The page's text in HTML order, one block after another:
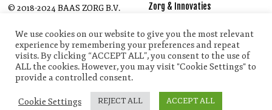
© 2018-2024 BAAS ZORG B.V.
Zorg & Innovaties
Vacactures
Stageplaatsen
We use cookies on our website to give you the most relevant
experience by remembering your preferences and repeat
visits. By clicking “ACCEPT ALL”, you consent to the use of
ALL the cookies. However, you may visit "Cookie Settings" to
provide a controlled consent.
Cookie Settings REJECT ALL ACCEPT ALL